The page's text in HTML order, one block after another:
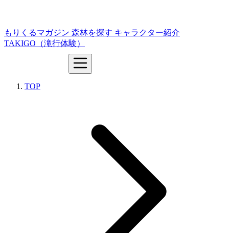
もりくるマガジン 森林を探す キャラクター紹介
TAKIGO（滝行体験）
TOP